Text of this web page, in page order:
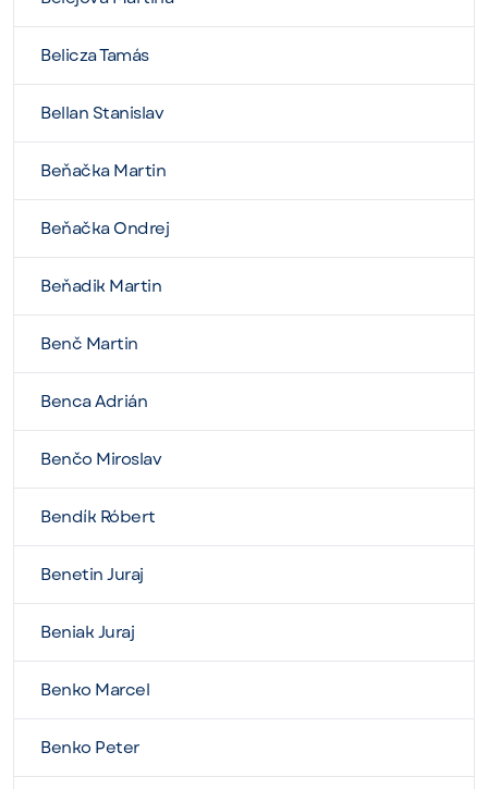
Belicza Tamás
Bellan Stanislav
Beňačka Martin
Beňačka Ondrej
Beňadik Martin
Benč Martin
Benca Adrián
Benčo Miroslav
Bendík Róbert
Benetin Juraj
Beniak Juraj
Benko Marcel
Benko Peter